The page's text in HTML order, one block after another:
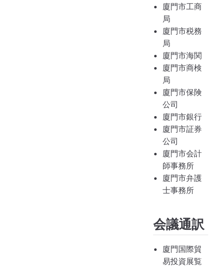
廈門市工商
局
廈門市税務
局
廈門市海関
廈門市商検
局
廈門市保険
公司
廈門市銀行
廈門市証券
公司
廈門市会計
師事務所
廈門市弁護
士事務所
会議通訳
廈門国際貿
易投資展覧